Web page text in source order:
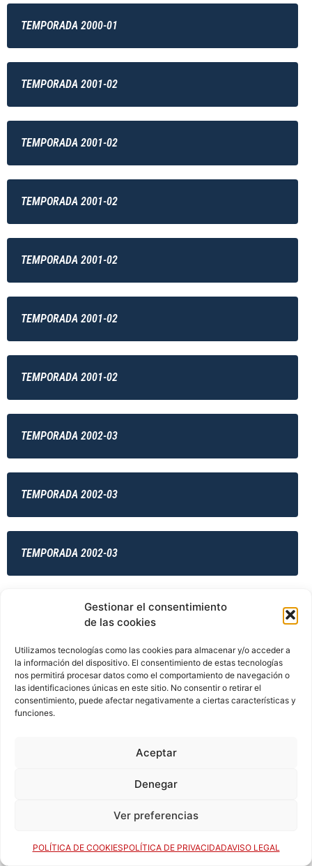
Gestionar el consentimiento
de las cookies
Utilizamos tecnologías como las cookies para almacenar y/o acceder a
la información del dispositivo. El consentimiento de estas tecnologías
nos permitirá procesar datos como el comportamiento de navegación o
las identificaciones únicas en este sitio. No consentir o retirar el
consentimiento, puede afectar negativamente a ciertas características y
funciones.
Aceptar
Denegar
Ver preferencias
POLÍTICA DE COOKIESPOLÍTICA DE PRIVACIDADAVISO LEGAL
TEMPORADA 2000-01
TEMPORADA 2001-02
TEMPORADA 2001-02
TEMPORADA 2001-02
TEMPORADA 2001-02
TEMPORADA 2001-02
TEMPORADA 2001-02
TEMPORADA 2002-03
TEMPORADA 2002-03
TEMPORADA 2002-03
TEMPORADA 2002-03
TEMPORADA 2003-04
TEMPORADA 2003-04